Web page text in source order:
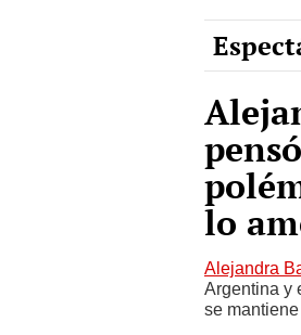
lo
Alejandra
Argentina y
se